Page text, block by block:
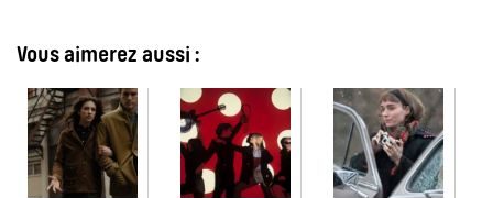
Vous aimerez aussi :